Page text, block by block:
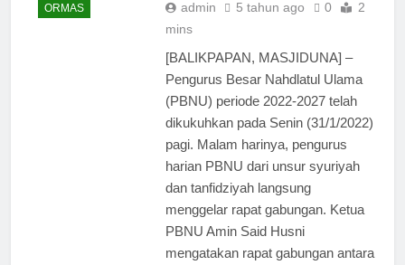
ORMAS admin 5 tahun ago 0
2
mins
[BALIKPAPAN, MASJIDUNA] –
Pengurus Besar Nahdlatul Ulama
(PBNU) periode 2022-2027 telah
dikukuhkan pada Senin (31/1/2022)
pagi. Malam harinya, pengurus
harian PBNU dari unsur syuriyah
dan tanfidziyah langsung
menggelar rapat gabungan. Ketua
PBNU Amin Said Husni
mengatakan rapat gabungan antara